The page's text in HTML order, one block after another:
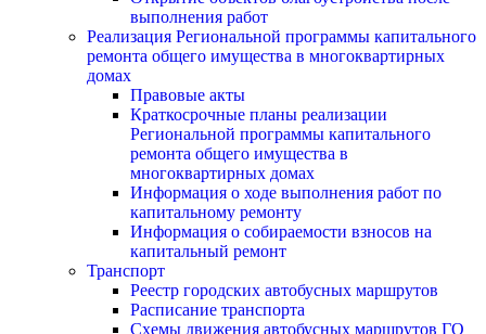
выполнения работ
Реализация Региональной программы капитального
ремонта общего имущества в многоквартирных
домах
Правовые акты
Краткосрочные планы реализации
Региональной программы капитального
ремонта общего имущества в
многоквартирных домах
Информация о ходе выполнения работ по
капитальному ремонту
Информация о собираемости взносов на
капитальный ремонт
Транспорт
Реестр городских автобусных маршрутов
Расписание транспорта
Схемы движения автобусных маршрутов ГО